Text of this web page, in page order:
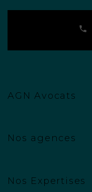
AGN Avocats
Nos agences
Nos Expertises